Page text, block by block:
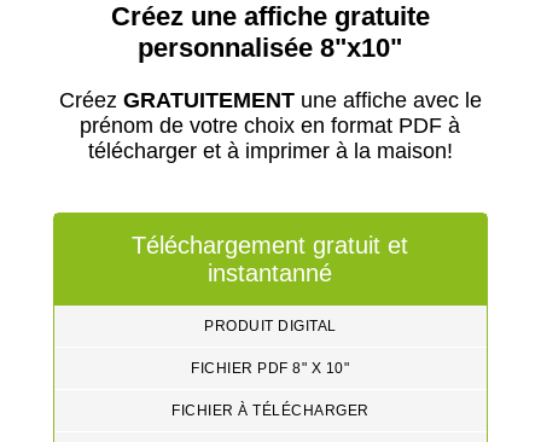
Créez une affiche gratuite
personnalisée 8"x10"
Créez GRATUITEMENTune affiche avec le
prénom de votre choix en format PDF à
télécharger et à imprimer à la maison!
Téléchargement gratuit et
instantanné
PRODUIT DIGITAL
FICHIER PDF 8" X 10"
FICHIER À TÉLÉCHARGER